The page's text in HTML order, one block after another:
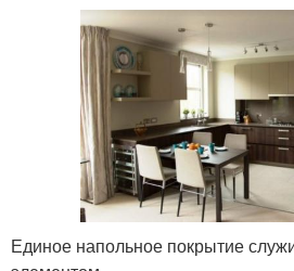
Единое напольное покрытие